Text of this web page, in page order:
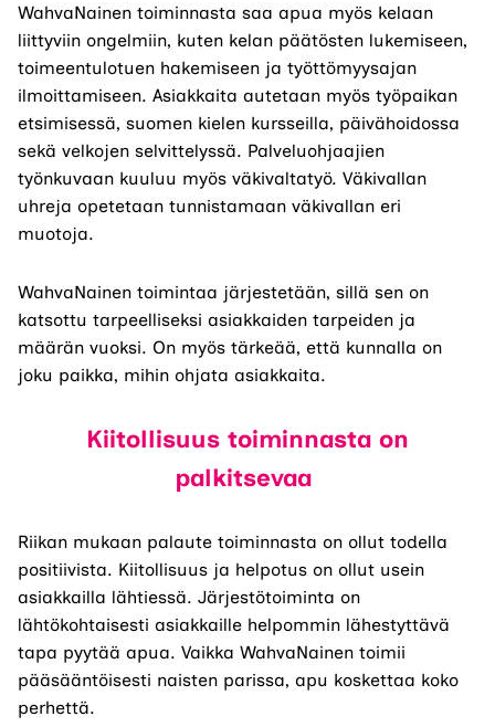
WahvaNainen toiminnasta saa apua myös kelaan
liittyviin ongelmiin, kuten kelan päätösten lukemiseen,
toimeentulotuen hakemiseen ja työttömyysajan
ilmoittamiseen. Asiakkaita autetaan myös työpaikan
etsimisessä, suomen kielen kursseilla, päivähoidossa
sekä velkojen selvittelyssä. Palveluohjaajien
työnkuvaan kuuluu myös väkivaltatyö. Väkivallan
uhreja opetetaan tunnistamaan väkivallan eri
muotoja.
WahvaNainen toimintaa järjestetään, sillä sen on
katsottu tarpeelliseksi asiakkaiden tarpeiden ja
määrän vuoksi. On myös tärkeää, että kunnalla on
joku paikka, mihin ohjata asiakkaita.
Kiitollisuus toiminnasta on
palkitsevaa
Riikan mukaan palaute toiminnasta on ollut todella
positiivista. Kiitollisuus ja helpotus on ollut usein
asiakkailla lähtiessä. Järjestötoiminta on
lähtökohtaisesti asiakkaille helpommin lähestyttävä
tapa pyytää apua. Vaikka WahvaNainen toimii
pääsääntöisesti naisten parissa, apu koskettaa koko
perhettä.